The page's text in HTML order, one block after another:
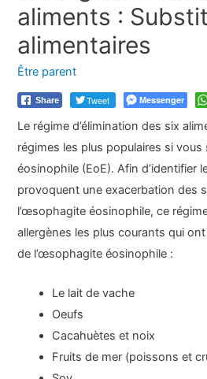
aliments :
alimentaires
Être parent
Share Tweet Messenger
Le régime d’élimination des six
régimes les plus populaires si
éosinophile (EoE). Afin d’identifier
provoquent une exacerbation des
l’œsophagite éosinophile, ce
allergènes les plus courants qui
de l’œsophagite éosinophile :
Le lait de vache
Oeufs
Cacahuètes et noix
Fruits de mer (poissons et